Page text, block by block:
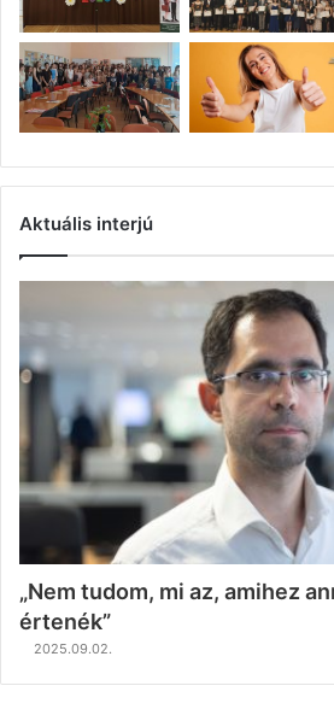
Aktuális interjú
„Nem tudom, mi az, amihez
értenék”
2025.09.02.